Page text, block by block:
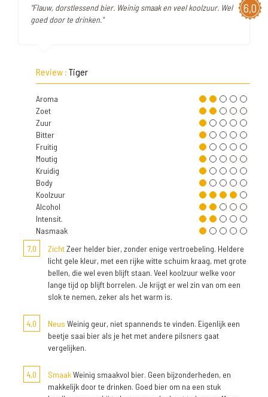
6,0
"Flauw, dorstlessend bier. Weinig smaak en veel koolzuur. Wel
goed door te drinken."
Review : Tiger
Aroma
Zoet
Zuur
Bitter
Fruitig
Moutig
Kruidig
Body
Koolzuur
Alcohol
Intensit.
Nasmaak
7,0
ZichtZeer helder bier, zonder enige vertroebeling. Heldere
licht gele kleur, met een rijke witte schuim kraag, met grote
bellen, die wel even blijft staan. Veel koolzuur welke voor
lange tijd op blijft borrelen. Je krijgt er wel zin van om een
slok te nemen, zeker als het warm is.
4,0 Neus Weinig geur, niet spannends te vinden. Eigenlijk een
beetje saai bier als je het met andere pilsners gaat
vergelijken.
4,0 SmaakWeinig smaakvol bier. Geen bijzonderheden, en
makkelijk door te drinken. Goed bier om na een stuk